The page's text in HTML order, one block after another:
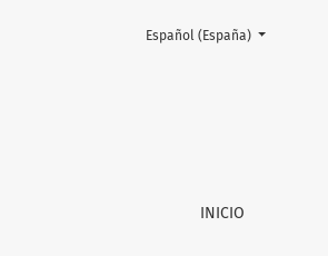
Jesús Treviño
INICIO
Cambiar el idioma. El actual es:
Español (España)